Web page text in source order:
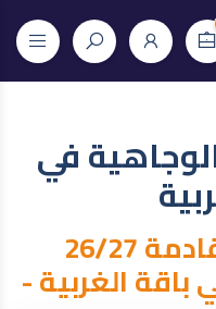
في
تسجيل للسنة القادمة 26/27
الغربية -